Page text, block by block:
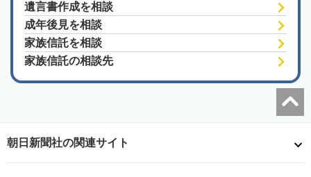
遺言書作成を相談
成年後見を相談
家族信託を相談
家族信託の相談先
朝日新聞社の関連サイト